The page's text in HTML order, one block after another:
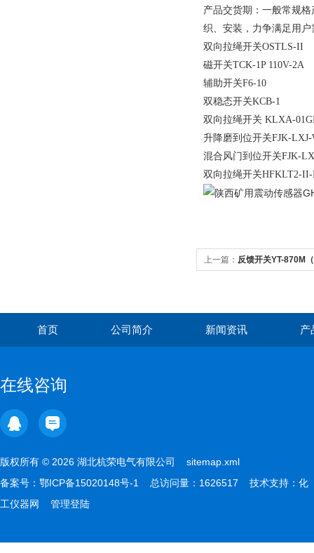
产品交货期：一般常规
织、安装，力争满足用户
双向拉绳开关OSTLS-II
磁开关TCK-1P 110V-2A
辅助开关F6-
双稳态开关KCB-1
双向拉绳开关 KLXA-
升降磨到位开关FJK-
混合风门到位开关FJK-
双向拉绳开关HFKLT2-
上一篇： 反馈开关YT-870M
首页 公司简介 新闻资讯 产
在线咨询
版权所有 © 2026 湖北杭荣电气有限公司 sitemap.xml
备案号： 鄂ICP备15020148号-1 总访问量：1626517 技术支持： 化
工仪器网
管理登陆